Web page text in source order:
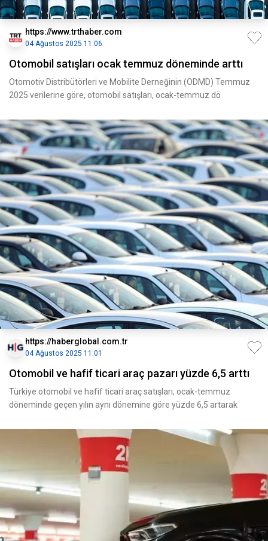
https://www.trthaber.com
04 Ağustos 2025 11:06
Otomobil satışları ocak temmuz döneminde arttı
Otomotiv Distribütörleri ve Mobilite Derneğinin (ODMD) Temmuz
2025 verilerine göre, otomobil satışları, ocak-temmuz dö
https://haberglobal.com.tr
04 Ağustos 2025 11:01
Otomobil ve hafif ticari araç pazarı yüzde 6,5 arttı
Türkiye otomobil ve hafif ticari araç satışları, ocak-temmuz
döneminde geçen yılın aynı dönemine göre yüzde 6,5 artarak